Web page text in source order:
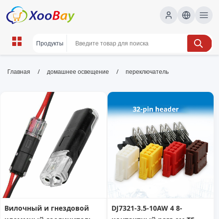
переключатель | XOOBAY B2B/B2C
переключатель, кнопочный переключатель,
электротехника, wholesale переключатель,
XOOBAY
Высококачественный переключатель для долговечной
работы в электронике и оборудовании
Главная / домашнее освещение / переключатель
Вилочный и гнездовой
DJ7321-3.5-10AW 4 8-